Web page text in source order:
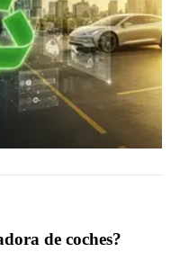
de coches?